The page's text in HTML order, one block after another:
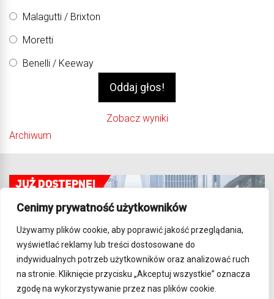
Cenimy prywatność użytkowników
Używamy plików cookie, aby poprawić jakość przeglądania,
wyświetlać reklamy lub treści dostosowane do
indywidualnych potrzeb użytkowników oraz analizować ruch
na stronie. Kliknięcie przycisku „Akceptuj wszystkie” oznacza
zgodę na wykorzystywanie przez nas plików cookie.
Malagutti / Brixton
Moretti
Benelli / Keeway
Zobacz wyniki
Archiwum